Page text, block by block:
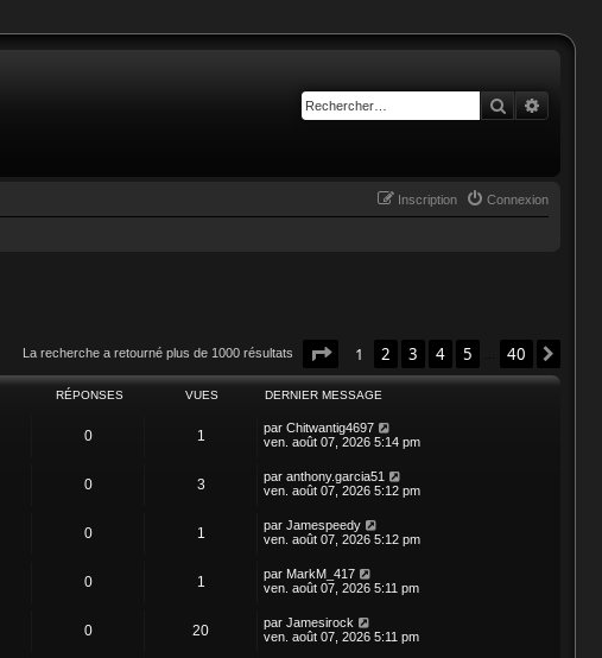
Rechercher
Connexion
Inscription
La recherche a retourné plus de 1000 résultats Page sur40
1 2 3 4 5 40
RÉPONSES VUES DERNIER MESSAGE
0 1 par Chitwantig4697
ven. août 07, 2026 5:14 pm
0 3 par anthony.garcia51
ven. août 07, 2026 5:12 pm
0 1 par Jamespeedy
ven. août 07, 2026 5:12 pm
0 1 par MarkM_417
ven. août 07, 2026 5:11 pm
0 20 par Jamesirock
ven. août 07, 2026 5:11 pm